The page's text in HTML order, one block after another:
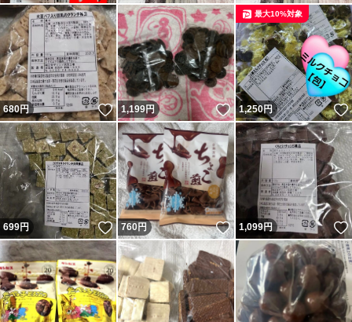
680円 いいね！
1,199円 いいね！
1,250円
最大10%対象
699円 いいね！
760 円 いいね！
1,099円